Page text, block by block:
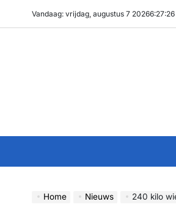
Vandaag: vrijdag, augustus 7 20266:27:27
Home Nieuws 240 kilo